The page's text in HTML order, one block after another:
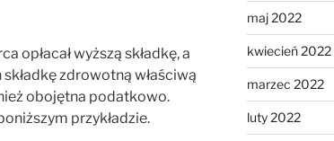
opłacał wyższą składkę, a
zdrowotną właściwą
obojętna podatkowo.
przykładzie.
maj 2022
kwiecień 2022
marzec 2022
luty 2022